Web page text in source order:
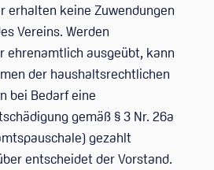
erhalten keine Zuwendungen
Vereins. Werden
ehrenamtlich ausgeübt, kann
der haushaltsrechtlichen
bei Bedarf eine
gemäß § 3 Nr. 26a
gezahlt
entscheidet der Vorstand.